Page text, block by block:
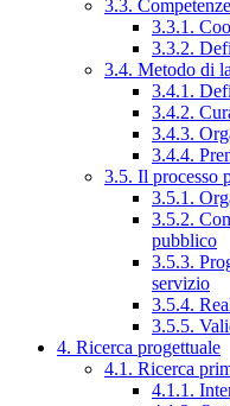
3.3.
3.3.1.
3.3.2.
3.4. Metodo di
3.4.1.
3.4.2.
3.4.3.
3.4.4.
3.5. Il processo
3.5.1.
3.5.2.
pubblico
3.5.3.
servizio
3.5.4.
3.5.5.
4. Ricerca progettuale
4.1. Ricerca
4.1.1.